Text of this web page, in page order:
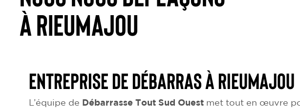
à Rieumajou
Entreprise de débarras à Rieumajou
L’équipe de Débarrasse Tout Sud Ouest met tout en œuvre